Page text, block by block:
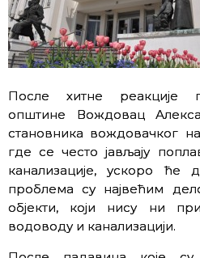
После хитне реакције
општине Вождовац
становника вождовачког
где се често јављају
канализације, ускоро ће
проблема су највећим
објекти, који нису ни
водоводу и канализацији.